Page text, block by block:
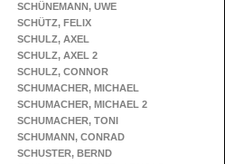
SCHÜNEMANN, UWE
SCHÜTZ, FELIX
SCHULZ, AXEL
SCHULZ, AXEL 2
SCHULZ, CONNOR
SCHUMACHER, MICHAEL
SCHUMACHER, MICHAEL 2
SCHUMACHER, TONI
SCHUMANN, CONRAD
SCHUSTER, BERND